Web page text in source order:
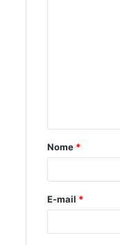
á
r
*
Nome *
E-mail *